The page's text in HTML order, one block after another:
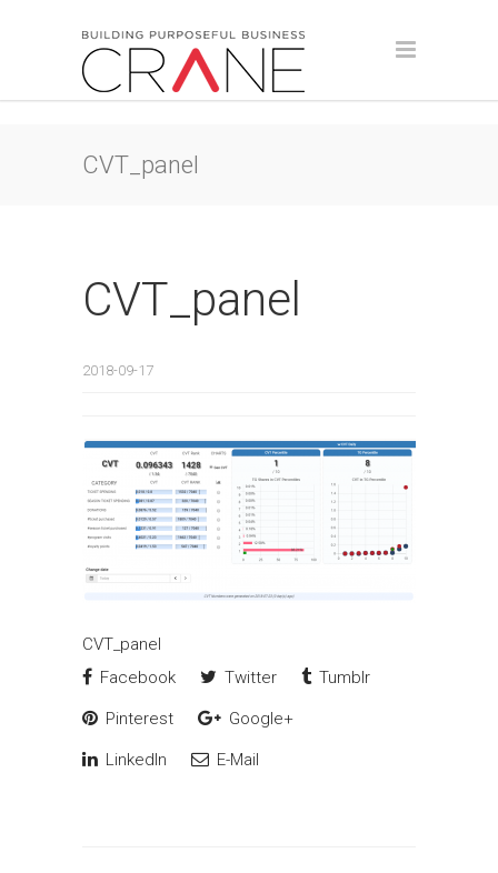
CVT_panel
CVT_panel
2018-09-17
CVT_panel
Facebook
Twitter Tumblr
Pinterest Google+
LinkedIn E-Mail